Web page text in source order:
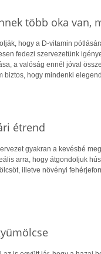
több oka van,
hogy a D-vitamin
fedezi szervezetünk
a valóság ennél jóval
biztos, hogy mindenki
étrend
gyakran a kevésbé
arra, hogy átgondoljuk
illetve növényi